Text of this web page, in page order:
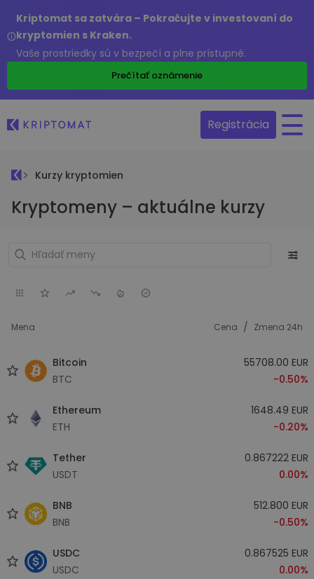
Kriptomat sa zatvára – Pokračujte v investovaní do
kryptomien s Kraken.
Vaše prostriedky sú v bezpečí a plne prístupné.
Prečítať oznámenie
Registrácia
Kurzy kryptomien
Kryptomeny – aktuálne kurzy
Mena Cena / Zmena 24h
Bitcoin
BTC
55708.00 EUR
-0.50%
Ethereum
ETH
1648.49 EUR
-0.20%
Tether
USDT
0.867222 EUR
0.00%
BNB
BNB
512.800 EUR
-0.50%
USDC
USDC
0.867525 EUR
0.00%